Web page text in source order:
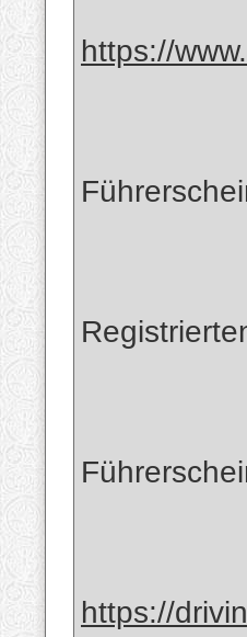
https://
https://